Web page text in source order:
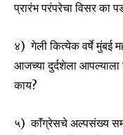
प्रारंभ परंपरेचा विसर का
४) गेली कित्येक वर्षे मुंबई
आजच्या दुर्दशेला
काय?
५) काॅंग्रेसचे अल्पसंख्य